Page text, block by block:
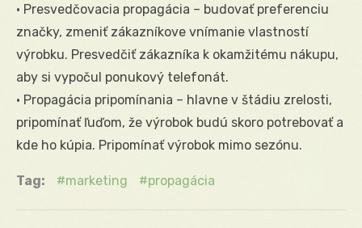
• Presvedčovacia propagácia – budovať preferenciu
značky, zmeniť zákazníkove vnímanie vlastností
výrobku. Presvedčiť zákazníka k okamžitému nákupu,
aby si vypočul ponukový telefonát.
• Propagácia pripomínania – hlavne v štádiu zrelosti,
pripomínať ľuďom, že výrobok budú skoro potrebovať a
kde ho kúpia. Pripomínať výrobok mimo sezónu.
Tag: marketing propagácia